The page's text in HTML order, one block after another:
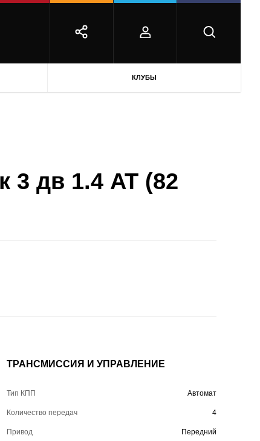
КЛУБЫ
3 дв 1.4 AT (82
ТРАНСМИССИЯ И УПРАВЛЕНИЕ
Тип КПП Автомат
Количество передач 4
Привод Передний